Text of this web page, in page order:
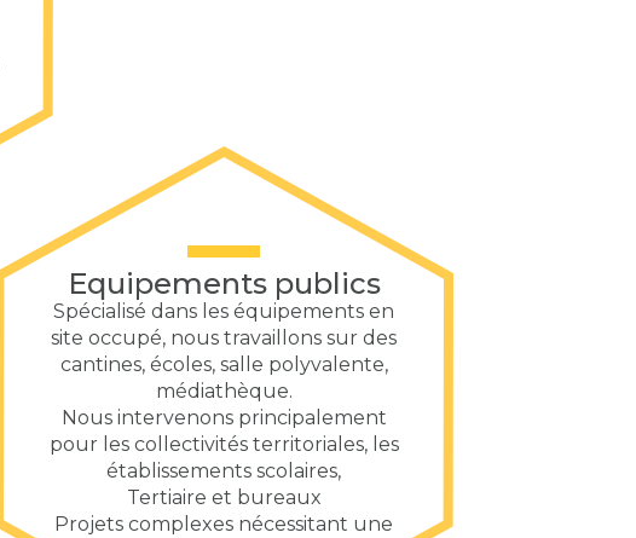
Equipements publics
Spécialisé dans les équipements en
site occupé, nous travaillons sur des
cantines, écoles, salle polyvalente,
médiathèque.
Nous intervenons principalement
pour les collectivités territoriales, les
établissements scolaires,
Tertiaire et bureaux
Projets complexes nécessitant une